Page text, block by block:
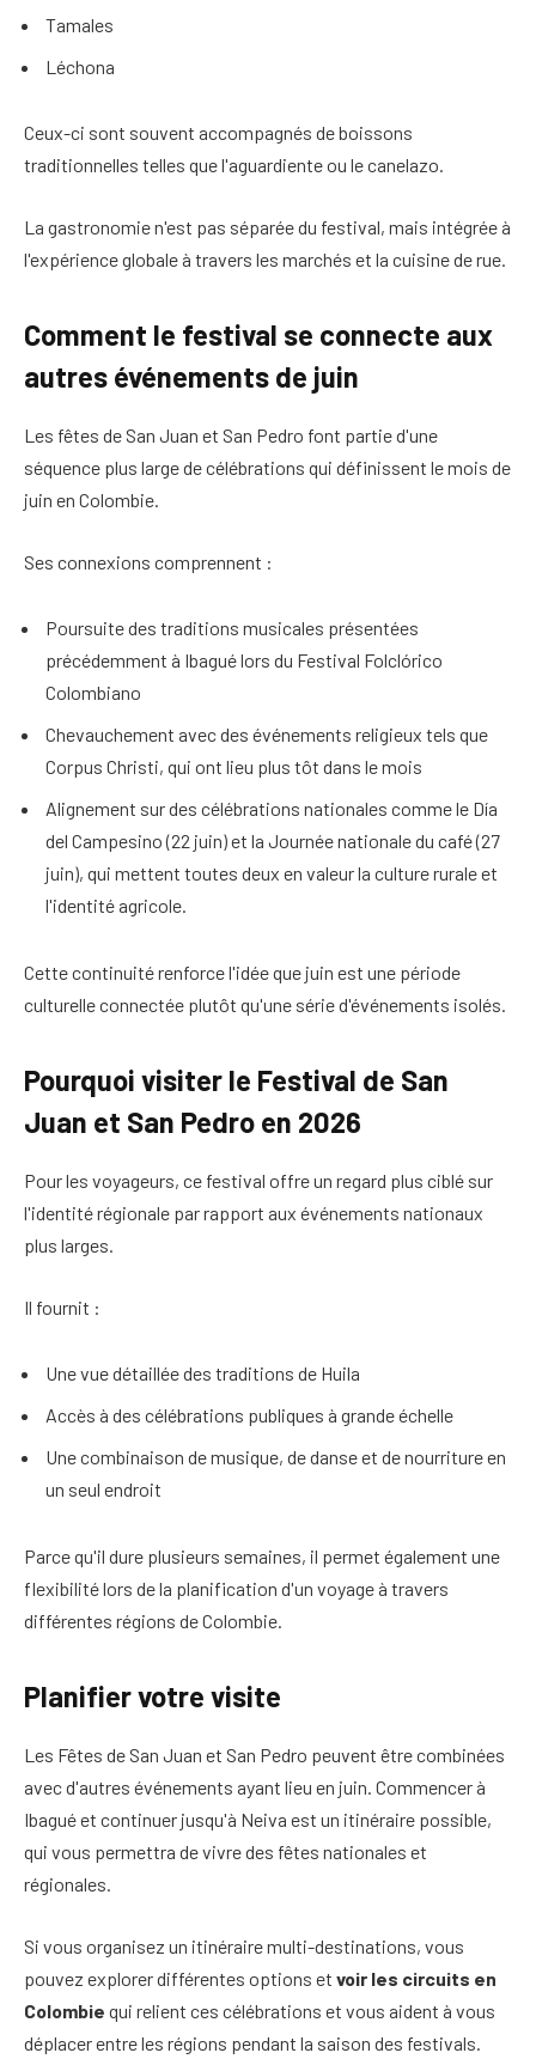
Tamales
Léchona
Ceux-ci sont souvent accompagnés de boissons
traditionnelles telles que l'aguardiente ou le canelazo.
La gastronomie n'est pas séparée du festival, mais intégrée à
l'expérience globale à travers les marchés et la cuisine de rue.
Comment le festival se connecte aux
autres événements de juin
Les fêtes de San Juan et San Pedro font partie d'une
séquence plus large de célébrations qui définissent le mois de
juin en Colombie.
Ses connexions comprennent :
Poursuite des traditions musicales présentées
précédemment à Ibagué lors du Festival Folclórico
Colombiano
Chevauchement avec des événements religieux tels que
Corpus Christi, qui ont lieu plus tôt dans le mois
Alignement sur des célébrations nationales comme le Día
del Campesino (22 juin) et la Journée nationale du café (27
juin), qui mettent toutes deux en valeur la culture rurale et
l'identité agricole.
Cette continuité renforce l'idée que juin est une période
culturelle connectée plutôt qu'une série d'événements isolés.
Pourquoi visiter le Festival de San
Juan et San Pedro en 2026
Pour les voyageurs, ce festival offre un regard plus ciblé sur
l'identité régionale par rapport aux événements nationaux
plus larges.
Il fournit :
Une vue détaillée des traditions de Huila
Accès à des célébrations publiques à grande échelle
Une combinaison de musique, de danse et de nourriture en
un seul endroit
Parce qu'il dure plusieurs semaines, il permet également une
flexibilité lors de la planification d'un voyage à travers
différentes régions de Colombie.
Planifier votre visite
Les Fêtes de San Juan et San Pedro peuvent être combinées
avec d'autres événements ayant lieu en juin. Commencer à
Ibagué et continuer jusqu'à Neiva est un itinéraire possible,
qui vous permettra de vivre des fêtes nationales et
régionales.
Si vous organisez un itinéraire multi-destinations, vous
pouvez explorer différentes options et voir les circuits en
Colombie qui relient ces célébrations et vous aident à vous
déplacer entre les régions pendant la saison des festivals.